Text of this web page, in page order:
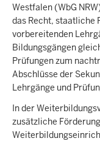
Westfalen (WbG
das Recht, staatliche
vorbereitenden
Bildungsgängen
Prüfungen zum
Abschlüsse der
Lehrgänge und
In der
zusätzliche